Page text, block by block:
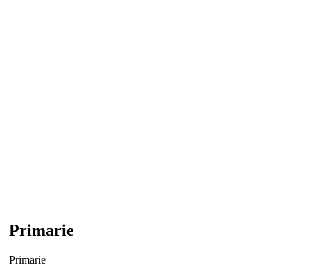
Primarie
Primarie